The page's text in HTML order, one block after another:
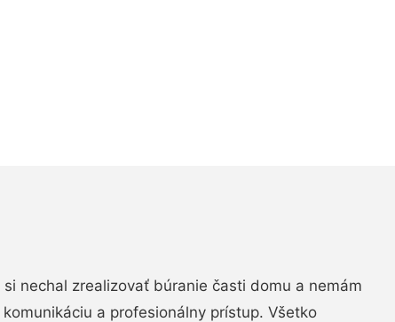
nechal zrealizovať búranie časti domu a nemám
a profesionálny prístup. Všetko